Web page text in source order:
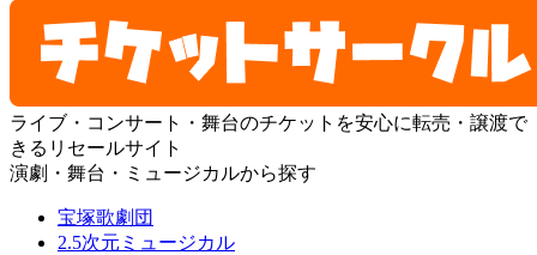
ライブ・コンサート・舞台のチケットを安心に転売・譲渡で
きるリセールサイト
演劇・舞台・ミュージカルから探す
宝塚歌劇団
2.5次元ミュージカル